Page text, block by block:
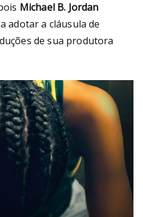
ll
Michael B. Jordan
adotar a cláusula de
de sua produtora